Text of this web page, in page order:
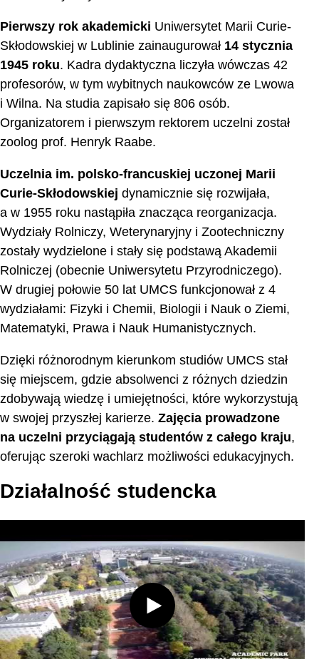
Pierwszy rok akademicki Uniwersytet Marii Curie-
Skłodowskiej w Lublinie zainaugurował 14 stycznia
1945 roku. Kadra dydaktyczna liczyła wówczas 42
profesorów, w tym wybitnych naukowców ze Lwowa
i Wilna. Na studia zapisało się 806 osób.
Organizatorem i pierwszym rektorem uczelni został
zoolog prof. Henryk Raabe.
Uczelnia im. polsko-francuskiej uczonej Marii
Curie-Skłodowskiej dynamicznie się rozwijała,
a w 1955 roku nastąpiła znacząca reorganizacja.
Wydziały Rolniczy, Weterynaryjny i Zootechniczny
zostały wydzielone i stały się podstawą Akademii
Rolniczej (obecnie Uniwersytetu Przyrodniczego).
W drugiej połowie 50 lat UMCS funkcjonował z 4
wydziałami: Fizyki i Chemii, Biologii i Nauk o Ziemi,
Matematyki, Prawa i Nauk Humanistycznych.
Dzięki różnorodnym kierunkom studiów UMCS stał
się miejscem, gdzie absolwenci z różnych dziedzin
zdobywają wiedzę i umiejętności, które wykorzystują
w swojej przyszłej karierze. Zajęcia prowadzone
na uczelni przyciągają studentów z całego kraju,
oferując szeroki wachlarz możliwości edukacyjnych.
Działalność studencka